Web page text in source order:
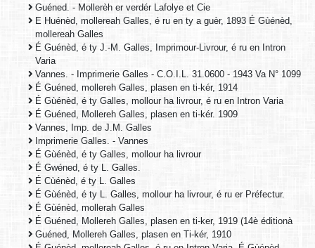
Guéned. - Mollerèh er verdér Lafolye et Cie
E Huénèd, mollereah Galles, é ru en ty a guèr, 1893 É Gùénèd,
mollereah Galles
É Guénèd, é ty J.-M. Galles, Imprimour-Livrour, é ru en Intron
Varia
Vannes. - Imprimerie Galles - C.O.I.L. 31.0600 - 1943 Va N° 1099
É Guéned, mollereh Galles, plasen en ti-kér, 1914
É Gùénèd, é ty Galles, mollour ha livrour, é ru en Intron Varia
É Guéned, Mollereh Galles, plasen en ti-kér. 1909
Vannes, Imp. de J.M. Galles
Imprimerie Galles. - Vannes
É Gùénèd, é ty Galles, mollour ha livrour
É Gwéned, é ty L. Galles.
É Cùénèd, é ty L. Galles
É Gùénèd, é ty L. Galles, mollour ha livrour, é ru er Préfectur.
É Gùénèd, mollerah Galles
É Guéned, Mollereh Galles, plasen en ti-ker, 1919 (14è éditionà
Guéned, Mollereh Galles, plasen en Ti-kér, 1910